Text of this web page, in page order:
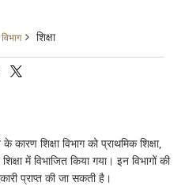
विभाग शिक्षा
शिक्षा विभाग को प्राथमिक शिक्षा,
में विभाजित किया गया। इन विभागों की
प्राप्त की जा सकती है।